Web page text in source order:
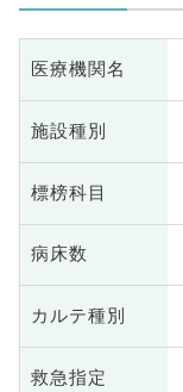
医療機関名
施設種別
標榜科目
病床数
カルテ種別
救急指定